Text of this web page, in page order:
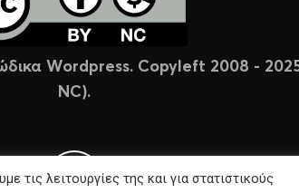
Wordpress. Copyleft 2008 -
NC).
τις λειτουργίες της και για στατιστικούς